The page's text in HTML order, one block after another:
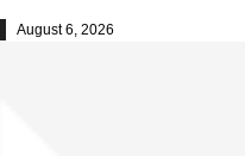
August 6, 2026